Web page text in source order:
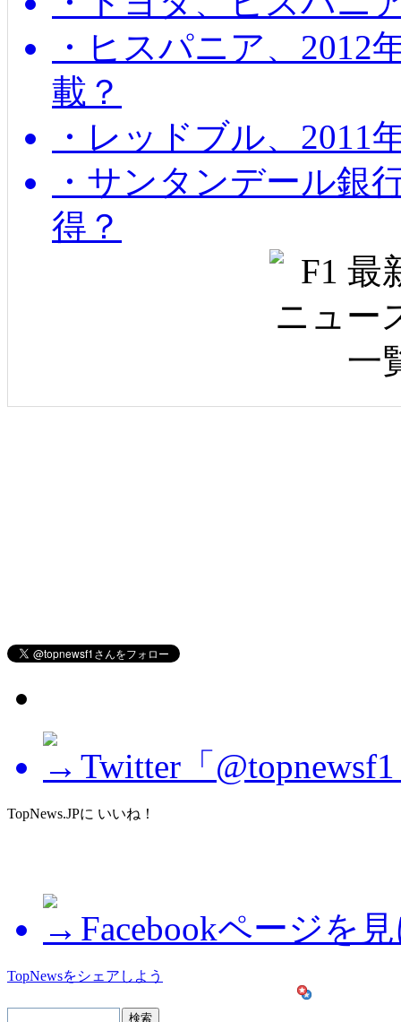
・ヒスパニア、2012
載？
・レッドブル、2011
・サンタンデール銀
得？
Twitter「
TopNews.JPに いいね！
Facebookページを
TopNewsをシェアしよう